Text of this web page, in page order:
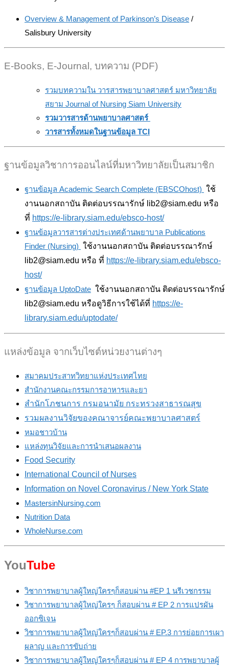
Overview & Management of Parkinson’s Disease /
Salisbury University
E-Books, E-Journal, บทความ (PDF)
รวมบทความใน วารสารพยาบาลศาสตร์ มหาวิทยาลัย
สยาม Journal of Nursing Siam University
รวมวารสารด้านพยาบาลศาสตร์
วารสารทั้งหมดในฐานข้อมูล TCI
ฐานข้อมูลวิชาการออนไลน์ที่มหาวิทยาลัยเป็นสมาชิก
ฐานข้อมูล Academic Search Complete (EBSCOhost) ใช้
งานนอกสถาบัน ติดต่อบรรณารักษ์ lib2@siam.edu หรือ
ที่ https://e-library.siam.edu/ebsco-host/
ฐานข้อมูลวารสารต่างประเทศด้านพยาบาล Publications
Finder (Nursing) ใช้งานนอกสถาบัน ติดต่อบรรณารักษ์
lib2@siam.edu หรือ ที่ https://e-library.siam.edu/ebsco-
host/
ฐานข้อมูล UptoDate ใช้งานนอกสถาบัน ติดต่อบรรณารักษ์
lib2@siam.edu หรือดูวิธีการใช้ได้ที่ https://e-
library.siam.edu/uptodate/
แหล่งข้อมูล จากเว็บไซต์หน่วยงานต่างๆ
สมาคมประสาทวิทยาแห่งประเทศไทย
สำนักงานคณะกรรมการอาหารและยา
สำนักโภชนการ กรมอนามัย กระทรวงสาธารณสุข
รวมผลงานวิจัยของคณาจารย์คณะพยาบาลศาสตร์
หมอชาวบ้าน
แหล่งทุนวิจัยและการนำเสนอผลงาน
Food Security
International Council of Nurses
Information on Novel Coronavirus / New York State
MastersinNursing.com
Nutrition Data
WholeNurse.com
YouTube
วิชาการพยาบาลผู้ใหญ่ใครๆก็สอบผ่าน #EP 1 นรีเวชกรรม
วิชาการพยาบาลผู้ใหญ่ใครๆ ก็สอบผ่าน # EP 2 การแปรผัน
ออกซิเจน
วิชาการพยาบาลผู้ใหญ่ใครๆก็สอบผ่าน # EP.3 การย่อยการเผา
ผลาญ และการขับถ่าย
วิชาการพยาบาลผู้ใหญ่ใครๆก็สอบผ่าน # EP 4 การพยาบาลผู้